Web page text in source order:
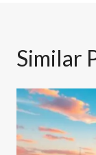
Similar